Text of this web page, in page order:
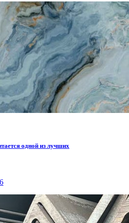
одной из лучших